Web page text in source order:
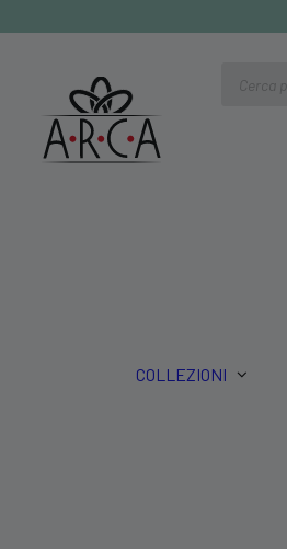
COLLEZIONI